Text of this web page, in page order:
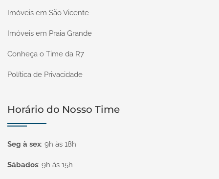
Imóveis em São Vicente
Imóveis em Praia Grande
Conheça o Time da R7
Política de Privacidade
Horário do Nosso Time
Seg à sex: 9h às 18h
Sábados: 9h às 15h